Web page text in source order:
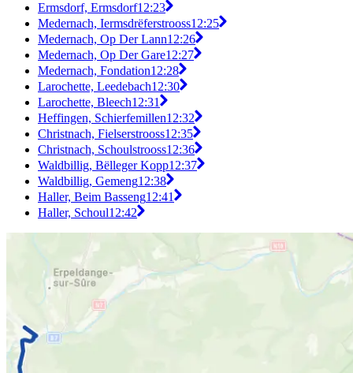
Ermsdorf, Ermsdorf12:23
Medernach, Iermsdrëferstrooss12:25
Medernach, Op Der Lann12:26
Medernach, Op Der Gare12:27
Medernach, Fondation12:28
Larochette, Leedebach12:30
Larochette, Bleech12:31
Heffingen, Schierfemillen12:32
Christnach, Fielserstrooss12:35
Christnach, Schoulstrooss12:36
Waldbillig, Bëlleger Kopp12:37
Waldbillig, Gemeng12:38
Haller, Beim Basseng12:41
Haller, Schoul12:42